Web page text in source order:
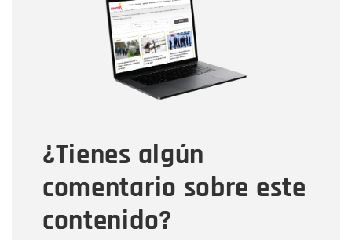
¿Tienes algún
comentario sobre este
contenido?
Correo electrónico
Tipo de comentario
Mensaje